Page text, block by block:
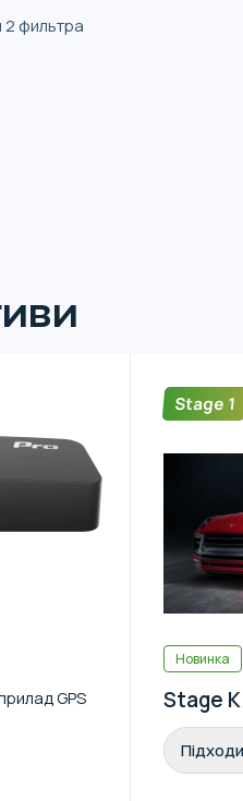
2 фильтра
GPS
Stage 1
Новинка
Stage